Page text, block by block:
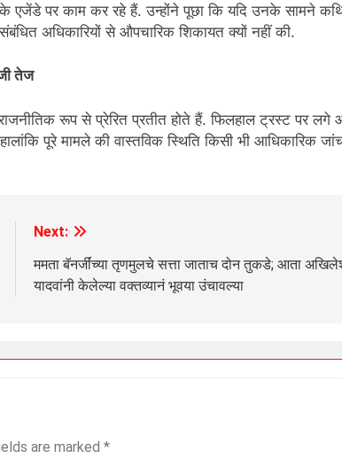
के एजेंडे पर काम कर रहे हैं. उन्होंने पूछा कि यदि उनके सामने
अधिकारियों से औपचारिक शिकायत क्यों नहीं की.
तेज
रूप से प्रेरित प्रतीत होते हैं. फिलहाल ट्रस्ट पर लगे
पूरे मामले की वास्तविक स्थिति किसी भी आधिकारिक
Next:
ममता बॅनर्जींच्या तृणमुलचे सत्ता जाताच दोन तुकडे; आता
यादवांनी केलेल्या वक्तव्यानं भूवया उंचावल्या
are marked *